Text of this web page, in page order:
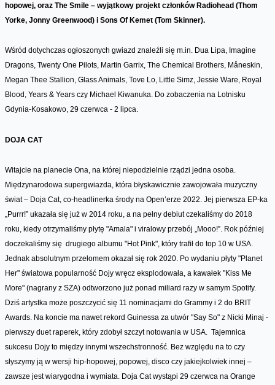
hopowej, oraz The Smile – wyjątkowy projekt członków Radiohead (Thom
Yorke, Jonny Greenwood) i Sons Of Kemet (Tom Skinner).
Wśród dotychczas ogłoszonych gwiazd znaleźli się m.in. Dua Lipa, Imagine
Dragons, Twenty One Pilots, Martin Garrix, The Chemical Brothers, Måneskin,
Megan Thee Stallion, Glass Animals, Tove Lo, Little Simz, Jessie Ware, Royal
Blood, Years & Years czy Michael Kiwanuka. Do zobaczenia na Lotnisku
Gdynia-Kosakowo, 29 czerwca - 2 lipca.
DOJA CAT
Witajcie na planecie Ona, na której niepodzielnie rządzi jedna osoba.
Międzynarodowa supergwiazda, która błyskawicznie zawojowała muzyczny
świat – Doja Cat, co-headlinerka środy na Open’erze 2022. Jej pierwsza EP-ka
„Purrr!” ukazała się już w 2014 roku, a na pełny debiut czekaliśmy do 2018
roku, kiedy otrzymaliśmy płytę "Amala" i viralowy przebój „Mooo!”. Rok później
doczekaliśmy się drugiego albumu "Hot Pink", który trafił do top 10 w USA.
Jednak absolutnym przełomem okazał się rok 2020. Po wydaniu płyty "Planet
Her" światowa popularność Dojy wręcz eksplodowała, a kawałek "Kiss Me
More" (nagrany z SZA) odtworzono już ponad miliard razy w samym Spotify.
Dziś artystka może poszczycić się 11 nominacjami do Grammy i 2 do BRIT
Awards. Na koncie ma nawet rekord Guinessa za utwór "Say So" z Nicki Minaj -
pierwszy duet raperek, który zdobył szczyt notowania w USA. Tajemnica
sukcesu Dojy to między innymi wszechstronność. Bez względu na to czy
słyszymy ją w wersji hip-hopowej, popowej, disco czy jakiejkolwiek innej –
zawsze jest wiarygodna i wymiata. Doja Cat wystąpi 29 czerwca na Orange